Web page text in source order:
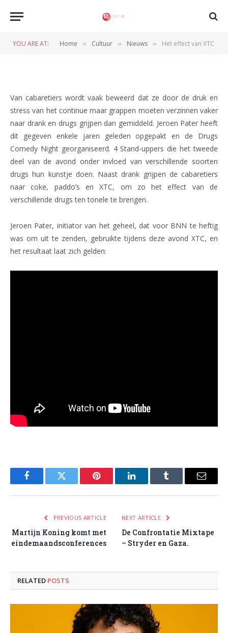
YOU ARE AT: Home » Cultuur » Nieuws » Het effect van XTC
Van cabaretiers wordt vaak beweerd dat ze door de druk en
stress van het continue maar grappen moeten verzinnen vaker
naar drank en drugs grijpen dan gemiddeld. Jeroen Pater heeft
dit gegeven enkele jaren geleden opgepakt en de Drugs
Comedy Night georganiseerd. 4 Stand-uppers die het tweede
deel van de avond onder invloed van verschillende soorten
drugs hun kunstje doen. Naast drank grijpen de cabaretiers
naar coke, paddo’s en XTC, om zo het effect van de
verschillende drugs ten tonele te brengen.
Jeroen Pater, initiator van het geheel, dat voor BNN te heftig
was om uit te zenden, gebruikte tijdens deze avond XTC, en
het resultaat laat zich gelden:
FacebookTwitter Pinterest LinkedInTumblr Email
PREVIOUS ARTICLE
Martijn Koning komt met
eindemaandsconferences
NEXT ARTICLE
De Confrontatie Mixtape
– Stryder en Gaza.
RELATED POSTS